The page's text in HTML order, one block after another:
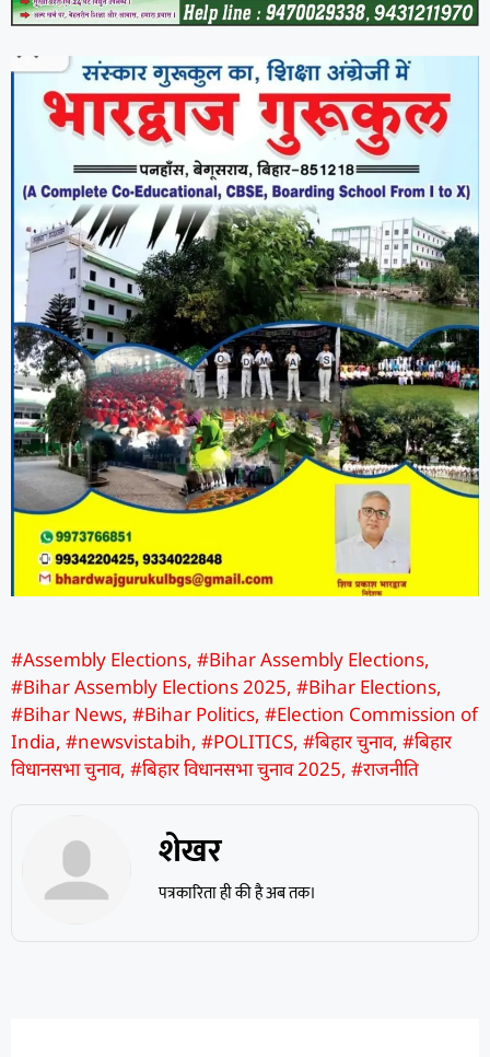
#Assembly Elections, #Bihar Assembly Elections,
#Bihar Assembly Elections 2025, #Bihar Elections,
#Bihar News, #Bihar Politics, #Election Commission of
India, #newsvistabih, #POLITICS, #बिहार चुनाव, #बिहार
विधानसभा चुनाव, #बिहार विधानसभा चुनाव 2025, #राजनीति
शेखर
पत्रकारिता ही की है अब तक।